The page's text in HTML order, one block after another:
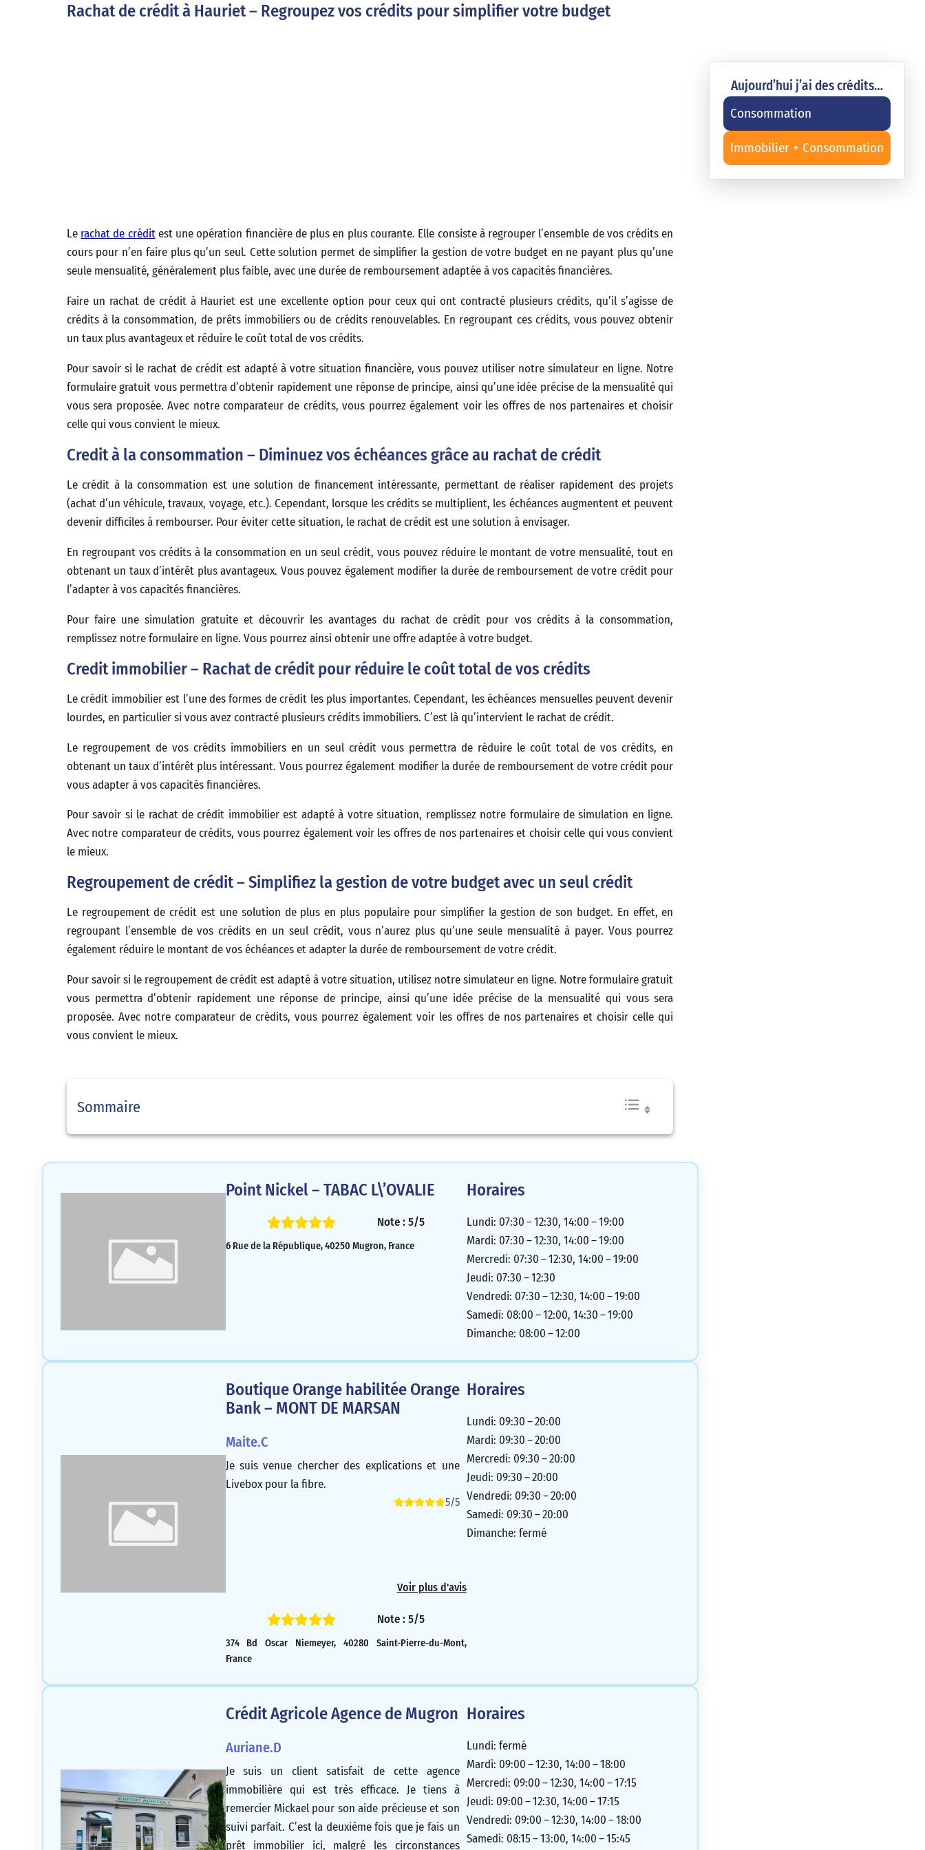
Aujourd’hui j’ai des crédits…
Consommation
Immobilier + Consommation
Rachat de crédit à Hauriet – Regroupez vos crédits pour simplifier votre budget
Le rachat de créditest une opération financière de plus en plus courante. Elle consiste à regrouper l’ensemble de vos crédits en
cours pour n’en faire plus qu’un seul. Cette solution permet de simplifier la gestion de votre budget en ne payant plus qu’une
seule mensualité, généralement plus faible, avec une durée de remboursement adaptée à vos capacités financières.
Faire un rachat de crédit à Hauriet est une excellente option pour ceux qui ont contracté plusieurs crédits, qu’il s’agisse de
crédits à la consommation, de prêts immobiliers ou de crédits renouvelables. En regroupant ces crédits, vous pouvez obtenir
un taux plus avantageux et réduire le coût total de vos crédits.
Pour savoir si le rachat de crédit est adapté à votre situation financière, vous pouvez utiliser notre simulateur en ligne. Notre
formulaire gratuit vous permettra d’obtenir rapidement une réponse de principe, ainsi qu’une idée précise de la mensualité qui
vous sera proposée. Avec notre comparateur de crédits, vous pourrez également voir les offres de nos partenaires et choisir
celle qui vous convient le mieux.
Credit à la consommation – Diminuez vos échéances grâce au rachat de crédit
Le crédit à la consommation est une solution de financement intéressante, permettant de réaliser rapidement des projets
(achat d’un véhicule, travaux, voyage, etc.). Cependant, lorsque les crédits se multiplient, les échéances augmentent et peuvent
devenir difficiles à rembourser. Pour éviter cette situation, le rachat de crédit est une solution à envisager.
En regroupant vos crédits à la consommation en un seul crédit, vous pouvez réduire le montant de votre mensualité, tout en
obtenant un taux d’intérêt plus avantageux. Vous pouvez également modifier la durée de remboursement de votre crédit pour
l’adapter à vos capacités financières.
Pour faire une simulation gratuite et découvrir les avantages du rachat de crédit pour vos crédits à la consommation,
remplissez notre formulaire en ligne. Vous pourrez ainsi obtenir une offre adaptée à votre budget.
Credit immobilier – Rachat de crédit pour réduire le coût total de vos crédits
Le crédit immobilier est l’une des formes de crédit les plus importantes. Cependant, les échéances mensuelles peuvent devenir
lourdes, en particulier si vous avez contracté plusieurs crédits immobiliers. C’est là qu’intervient le rachat de crédit.
Le regroupement de vos crédits immobiliers en un seul crédit vous permettra de réduire le coût total de vos crédits, en
obtenant un taux d’intérêt plus intéressant. Vous pourrez également modifier la durée de remboursement de votre crédit pour
vous adapter à vos capacités financières.
Pour savoir si le rachat de crédit immobilier est adapté à votre situation, remplissez notre formulaire de simulation en ligne.
Avec notre comparateur de crédits, vous pourrez également voir les offres de nos partenaires et choisir celle qui vous convient
le mieux.
Regroupement de crédit – Simplifiez la gestion de votre budget avec un seul crédit
Le regroupement de crédit est une solution de plus en plus populaire pour simplifier la gestion de son budget. En effet, en
regroupant l’ensemble de vos crédits en un seul crédit, vous n’aurez plus qu’une seule mensualité à payer. Vous pourrez
également réduire le montant de vos échéances et adapter la durée de remboursement de votre crédit.
Pour savoir si le regroupement de crédit est adapté à votre situation, utilisez notre simulateur en ligne. Notre formulaire gratuit
vous permettra d’obtenir rapidement une réponse de principe, ainsi qu’une idée précise de la mensualité qui vous sera
proposée. Avec notre comparateur de crédits, vous pourrez également voir les offres de nos partenaires et choisir celle qui
vous convient le mieux.
Sommaire
Point Nickel – TABAC L\’OVALIE
Note : 5/5
6 Rue de la République, 40250 Mugron, France
Horaires
Lundi: 07:30 – 12:30, 14:00 – 19:00
Mardi: 07:30 – 12:30, 14:00 – 19:00
Mercredi: 07:30 – 12:30, 14:00 – 19:00
Jeudi: 07:30 – 12:30
Vendredi: 07:30 – 12:30, 14:00 – 19:00
Samedi: 08:00 – 12:00, 14:30 – 19:00
Dimanche: 08:00 – 12:00
Boutique Orange habilitée Orange
Bank – MONT DE MARSAN
Maite.C
Je suis venue chercher des explications et une
Livebox pour la fibre.
5/5
Voir plus d'avis
Note : 5/5
374 Bd Oscar Niemeyer, 40280 Saint-Pierre-du-Mont,
France
Horaires
Lundi: 09:30 – 20:00
Mardi: 09:30 – 20:00
Mercredi: 09:30 – 20:00
Jeudi: 09:30 – 20:00
Vendredi: 09:30 – 20:00
Samedi: 09:30 – 20:00
Dimanche: fermé
Crédit Agricole Agence de Mugron
Auriane.D
Je suis un client satisfait de cette agence
immobilière qui est très efficace. Je tiens à
remercier Mickael pour son aide précieuse et son
suivi parfait. C’est la deuxième fois que je fais un
prêt immobilier ici, malgré les circonstances
Horaires
Lundi: fermé
Mardi: 09:00 – 12:30, 14:00 – 18:00
Mercredi: 09:00 – 12:30, 14:00 – 17:15
Jeudi: 09:00 – 12:30, 14:00 – 17:15
Vendredi: 09:00 – 12:30, 14:00 – 18:00
Samedi: 08:15 – 13:00, 14:00 – 15:45